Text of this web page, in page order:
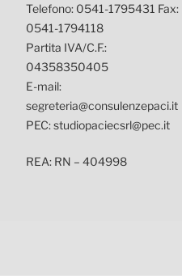
Telefono: 0541-1795431 Fax:
0541-1794118
Partita IVA/C.F.:
04358350405
E-mail:
segreteria@consulenzepaci.it
PEC: studiopaciecsrl@pec.it
REA: RN – 404998